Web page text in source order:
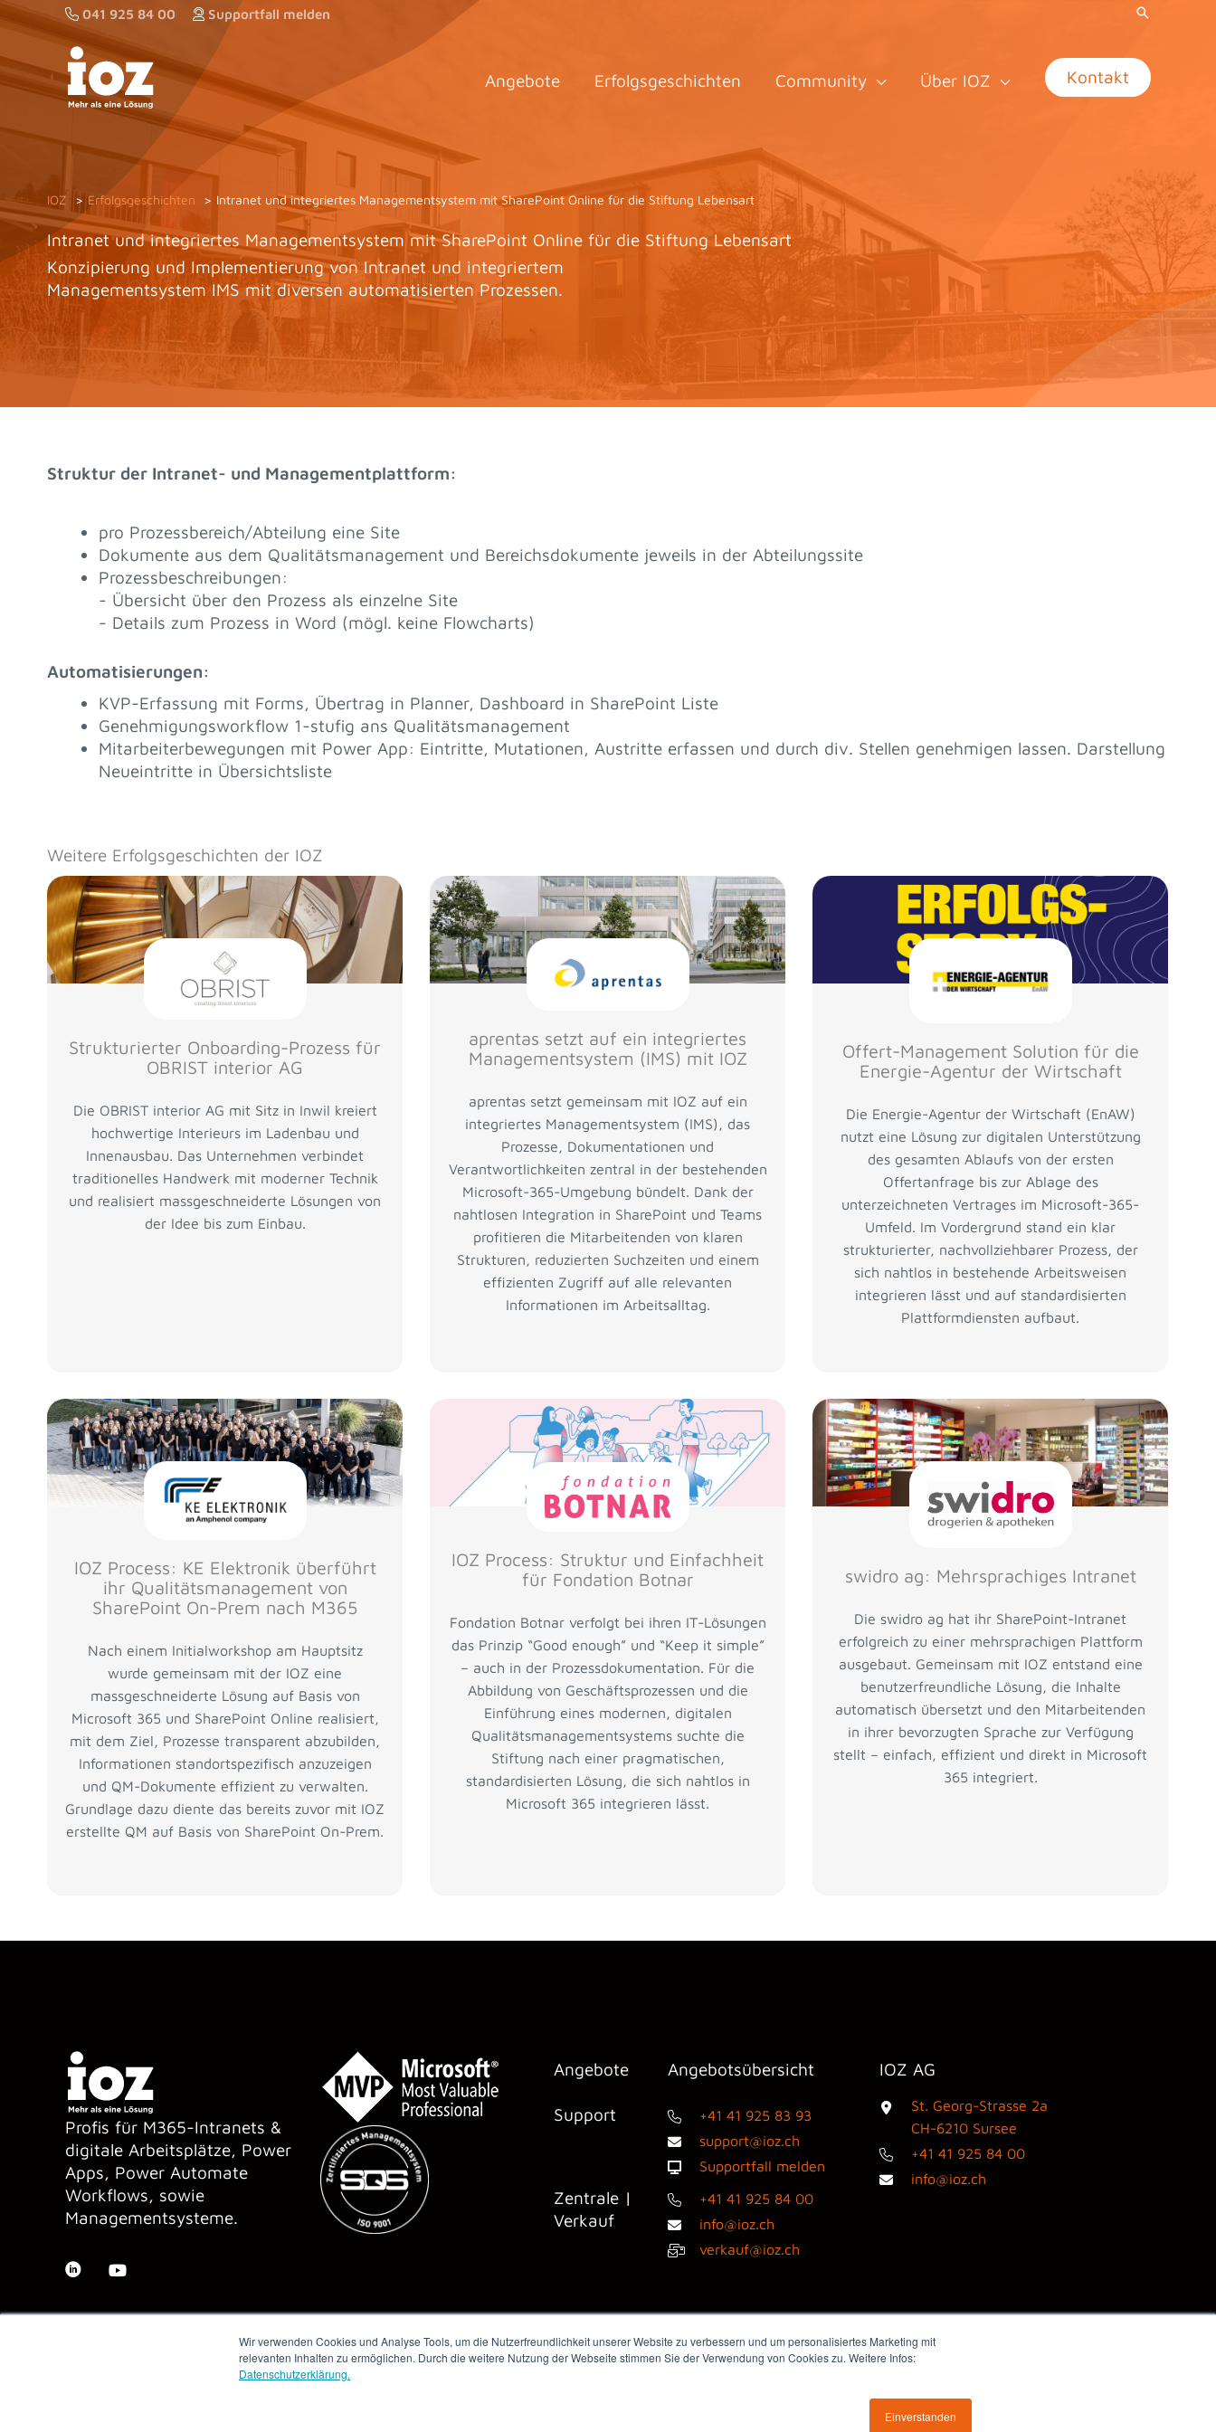
Wir verwenden Cookies und Analyse Tools, um die Nutzerfreundlichkeit unserer Website zu verbessern und um personalisiertes Marketing mit
relevanten Inhalten zu ermöglichen. Durch die weitere Nutzung der Webseite stimmen Sie der Verwendung von Cookies zu. Weitere Infos:
Datenschutzerklärung.
Einverstanden
Zum
Inhalt
springen
041 925 84 00 Supportfall melden
Angebote Erfolgsgeschichten Community Über IOZ Kontakt
IOZ Erfolgsgeschichten Intranet und integriertes Managementsystem mit SharePoint Online für die Stiftung Lebensart
Intranet und integriertes Managementsystem mit SharePoint Online für die Stiftung Lebensart
Konzipierung und Implementierung von Intranet und integriertem
Managementsystem IMS mit diversen automatisierten Prozessen.
Struktur der Intranet- und Managementplattform:
pro Prozessbereich/Abteilung eine Site
Dokumente aus dem Qualitätsmanagement und Bereichsdokumente jeweils in der Abteilungssite
Prozessbeschreibungen:
- Übersicht über den Prozess als einzelne Site
- Details zum Prozess in Word (mögl. keine Flowcharts)
Automatisierungen:
KVP-Erfassung mit Forms, Übertrag in Planner, Dashboard in SharePoint Liste
Genehmigungsworkflow 1-stufig ans Qualitätsmanagement
Mitarbeiterbewegungen mit Power App: Eintritte, Mutationen, Austritte erfassen und durch div. Stellen genehmigen lassen. Darstellung
Neueintritte in Übersichtsliste
Weitere Erfolgsgeschichten der IOZ
Strukturierter Onboarding-Prozess für
OBRIST interior AG
Die OBRIST interior AG mit Sitz in Inwil kreiert
hochwertige Interieurs im Ladenbau und
Innenausbau. Das Unternehmen verbindet
traditionelles Handwerk mit moderner Technik
und realisiert massgeschneiderte Lösungen von
der Idee bis zum Einbau.
aprentas setzt auf ein integriertes
Managementsystem (IMS) mit IOZ
aprentas setzt gemeinsam mit IOZ auf ein
integriertes Managementsystem (IMS), das
Prozesse, Dokumentationen und
Verantwortlichkeiten zentral in der bestehenden
Microsoft-365-Umgebung bündelt. Dank der
nahtlosen Integration in SharePoint und Teams
profitieren die Mitarbeitenden von klaren
Strukturen, reduzierten Suchzeiten und einem
effizienten Zugriff auf alle relevanten
Informationen im Arbeitsalltag.
Offert-Management Solution für die
Energie-Agentur der Wirtschaft
Die Energie-Agentur der Wirtschaft (EnAW)
nutzt eine Lösung zur digitalen Unterstützung
des gesamten Ablaufs von der ersten
Offertanfrage bis zur Ablage des
unterzeichneten Vertrages im Microsoft-365-
Umfeld. Im Vordergrund stand ein klar
strukturierter, nachvollziehbarer Prozess, der
sich nahtlos in bestehende Arbeitsweisen
integrieren lässt und auf standardisierten
Plattformdiensten aufbaut.
IOZ Process: KE Elektronik überführt
ihr Qualitätsmanagement von
SharePoint On-Prem nach M365
Nach einem Initialworkshop am Hauptsitz
wurde gemeinsam mit der IOZ eine
massgeschneiderte Lösung auf Basis von
Microsoft 365 und SharePoint Online realisiert,
mit dem Ziel, Prozesse transparent abzubilden,
Informationen standortspezifisch anzuzeigen
und QM-Dokumente effizient zu verwalten.
Grundlage dazu diente das bereits zuvor mit IOZ
erstellte QM auf Basis von SharePoint On-Prem.
IOZ Process: Struktur und Einfachheit
für Fondation Botnar
Fondation Botnar verfolgt bei ihren IT-Lösungen
das Prinzip “Good enough” und “Keep it simple”
– auch in der Prozessdokumentation. Für die
Abbildung von Geschäftsprozessen und die
Einführung eines modernen, digitalen
Qualitätsmanagementsystems suchte die
Stiftung nach einer pragmatischen,
standardisierten Lösung, die sich nahtlos in
Microsoft 365 integrieren lässt.
swidro ag: Mehrsprachiges Intranet
Die swidro ag hat ihr SharePoint-Intranet
erfolgreich zu einer mehrsprachigen Plattform
ausgebaut. Gemeinsam mit IOZ entstand eine
benutzerfreundliche Lösung, die Inhalte
automatisch übersetzt und den Mitarbeitenden
in ihrer bevorzugten Sprache zur Verfügung
stellt – einfach, effizient und direkt in Microsoft
365 integriert.
Profis für M365-Intranets &
digitale Arbeitsplätze, Power
Apps, Power Automate
Workflows, sowie
Managementsysteme.
Angebote Angebotsübersicht
Support
+41 41 925 83 93
support@ioz.ch
Supportfall melden
Zentrale |
Verkauf
+41 41 925 84 00
info@ioz.ch
verkauf@ioz.ch
IOZ AG
St. Georg-Strasse 2a
CH-6210 Sursee
+41 41 925 84 00
info@ioz.ch
Impressum·Datenschutz·